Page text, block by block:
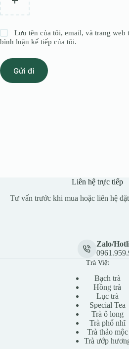
Lưu tên của tôi, email, và trang
bình luận kế tiếp của tôi.
Gửi đi
Liên hệ trực tiếp
Tư vấn trước khi mua hoặc liên hệ
Zalo/
Trà Việt
Bạch trà
Hồng trà
Lục trà
Special Tea
Trà ô long
Trà phổ nhĩ
Trà thảo mộc
Trà ướp